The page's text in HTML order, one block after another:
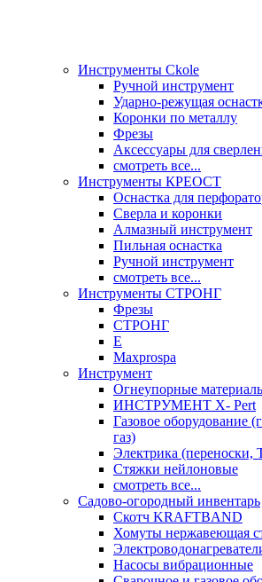
Инструменты Ckole
Ручной инструмент
Ударно‑режущая
Коронки по металлу
Фрезы
Аксессуары для
смотреть все...
Инструменты КРЕОСТ
Оснастка для
Сверла и коронки
Алмазный инструмент
Пильная оснастка
Ручной инструмент
смотреть все...
Инструменты СТРОНГ
Фрезы
СТРОНГ
Е
Maxprospa
Инструмент
Огнеупорные
ИНСТРУМЕНТ X- Pert
Газовое оборудование
газ)
Электрика
Стяжки нейлоновые
смотреть все...
Садово-огородный инвентарь
Скотч KRAFTBAND
Хомуты нержавеющая
Насосы вибрационные